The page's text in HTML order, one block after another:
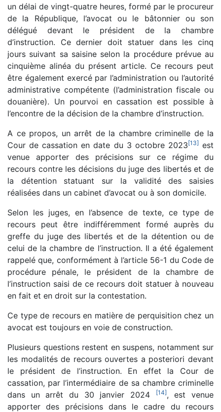
un délai de vingt-quatre heures, formé par le procureur
de la République, l’avocat ou le bâtonnier ou son
délégué devant le président de la chambre
d’instruction. Ce dernier doit statuer dans les cinq
jours suivant sa saisine selon la procédure prévue au
cinquième alinéa du présent article. Ce recours peut
être également exercé par l’administration ou l’autorité
administrative compétente (l’administration fiscale ou
douanière). Un pourvoi en cassation est possible à
l’encontre de la décision de la chambre d’instruction.
A ce propos, un arrêt de la chambre criminelle de la
Cour de cassation en date du 3 octobre 2023[13] est
venue apporter des précisions sur ce régime du
recours contre les décisions du juge des libertés et de
la détention statuant sur la validité des saisies
réalisées dans un cabinet d’avocat ou à son domicile.
Selon les juges, en l’absence de texte, ce type de
recours peut être indifféremment formé auprès du
greffe du juge des libertés et de la détention ou de
celui de la chambre de l’instruction. Il a été également
rappelé que, conformément à l’article 56-1 du Code de
procédure pénale, le président de la chambre de
l’instruction saisi de ce recours doit statuer à nouveau
en fait et en droit sur la contestation.
Ce type de recours en matière de perquisition chez un
avocat est toujours en voie de construction.
Plusieurs questions restent en suspens, notamment sur
les modalités de recours ouvertes a posteriori devant
le président de l’instruction. En effet la Cour de
cassation, par l’intermédiaire de sa chambre criminelle
dans un arrêt du 30 janvier 2024
[14], est venue
apporter des précisions dans le cadre du recours